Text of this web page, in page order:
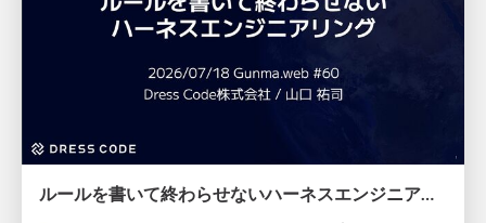
ルールを書いて終わらせないハーネスエンジニアリング